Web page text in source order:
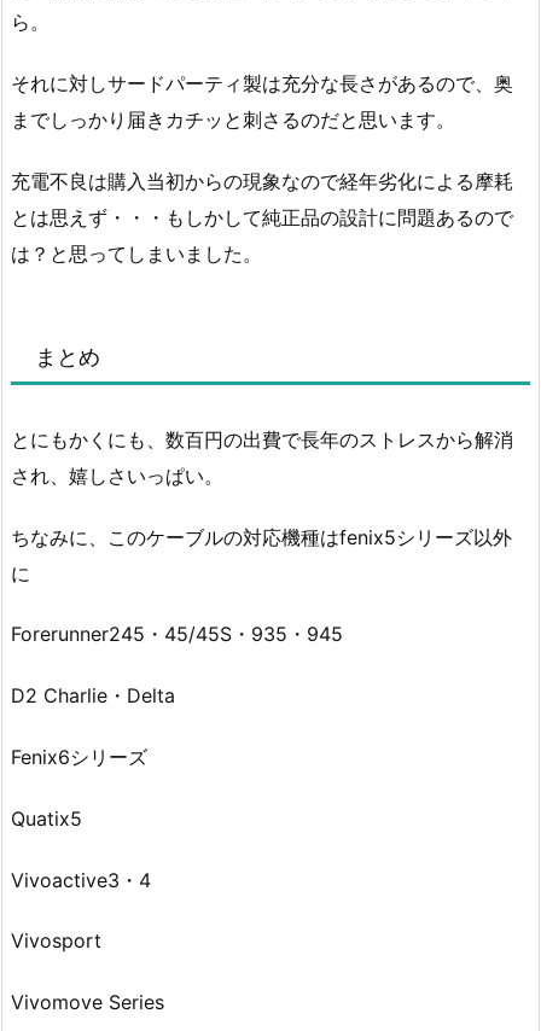
ら。
それに対しサードパーティ製は充分な長さがあるので、奥
までしっかり届きカチッと刺さるのだと思います。
充電不良は購入当初からの現象なので経年劣化による摩耗
とは思えず・・・もしかして純正品の設計に問題あるので
は？と思ってしまいました。
まとめ
とにもかくにも、数百円の出費で長年のストレスから解消
され、嬉しさいっぱい。
ちなみに、このケーブルの対応機種はfenix5シリーズ以外
に
Forerunner245・45/45S・935・945
D2 Charlie・Delta
Fenix6シリーズ
Quatix5
Vivoactive3・4
Vivosport
Vivomove Series